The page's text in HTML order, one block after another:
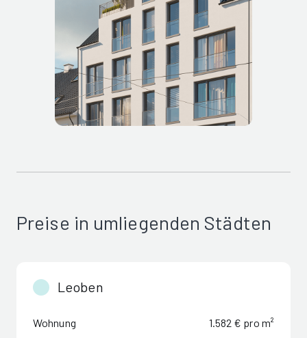
Preise in umliegenden Städten
Leoben
Wohnung 1.582 € pro m²